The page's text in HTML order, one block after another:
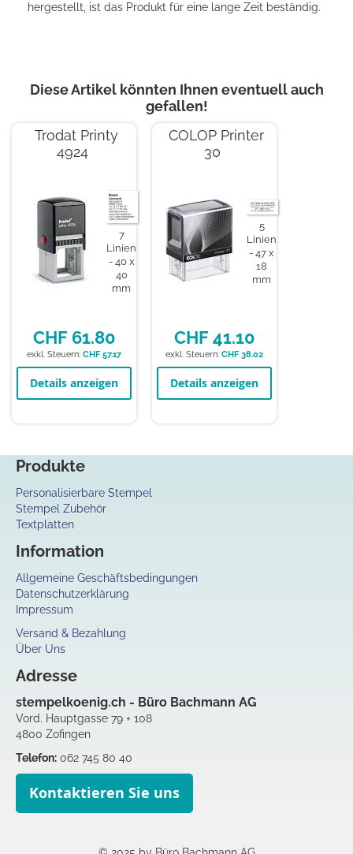
hergestellt, ist das Produkt für eine lange Zeit beständig.
Diese Artikel könnten Ihnen eventuell auch
gefallen!
Trodat Printy
4924
7
Linien
40 x
40
mm
CHF 61.80
CHF 57.17
Details anzeigen
COLOP Printer
30
5
Linien
47 x
18
mm
CHF 41.10
CHF 38.02
Details anzeigen
Produkte
Personalisierbare Stempel
Stempel Zubehör
Textplatten
Information
Allgemeine Geschäftsbedingungen
Datenschutzerklärung
Impressum
Versand & Bezahlung
Über Uns
Adresse
stempelkoenig.ch - Büro Bachmann AG
Vord. Hauptgasse 79 + 108
4800 Zofingen
Telefon: 062 745 80 40
Kontaktieren Sie uns